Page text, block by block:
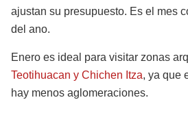
ajustan su presupuesto. Es el mes
del ano.
Enero es ideal para visitar zonas
Teotihuacan y Chichen Itza, ya que
hay menos aglomeraciones.